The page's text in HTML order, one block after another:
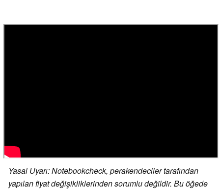
Yasal Uyarı: Notebookcheck, perakendeciler tarafından
yapılan fiyat değişikliklerinden sorumlu değildir. Bu öğede